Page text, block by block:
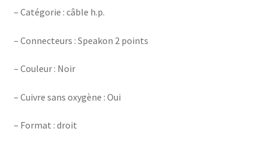
– Catégorie : câble h.p.
– Connecteurs : Speakon 2 points
– Couleur : Noir
– Cuivre sans oxygène : Oui
– Format : droit